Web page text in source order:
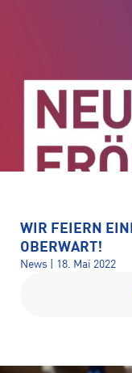
WIR FEIERN
OBERWART!
News | 18. Mai 2022